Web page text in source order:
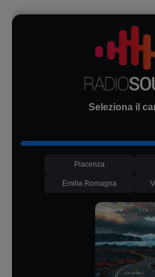
Seleziona il
Piacenza
Emilia Romagna